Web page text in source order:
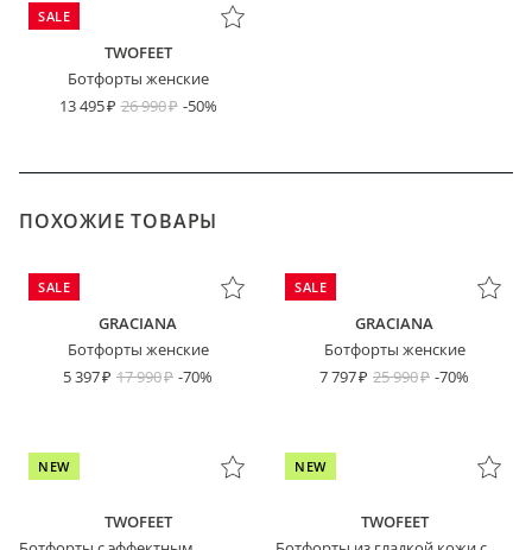
SALE
TWOFEET
Ботфорты женские
13 495
26 990 -50%
ПОХОЖИЕ ТОВАРЫ
SALE
GRACIANA
Ботфорты женские
5 397
17 990 -70%
SALE
GRACIANA
Ботфорты женские
7 797
25 990 -70%
NEW
TWOFEET
NEW
TWOFEET